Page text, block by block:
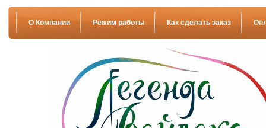
О Компании Режим работы Как сделать заказ